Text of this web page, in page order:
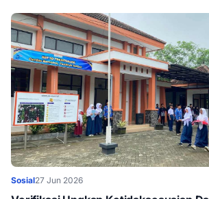
Sosial27 Jun 2026